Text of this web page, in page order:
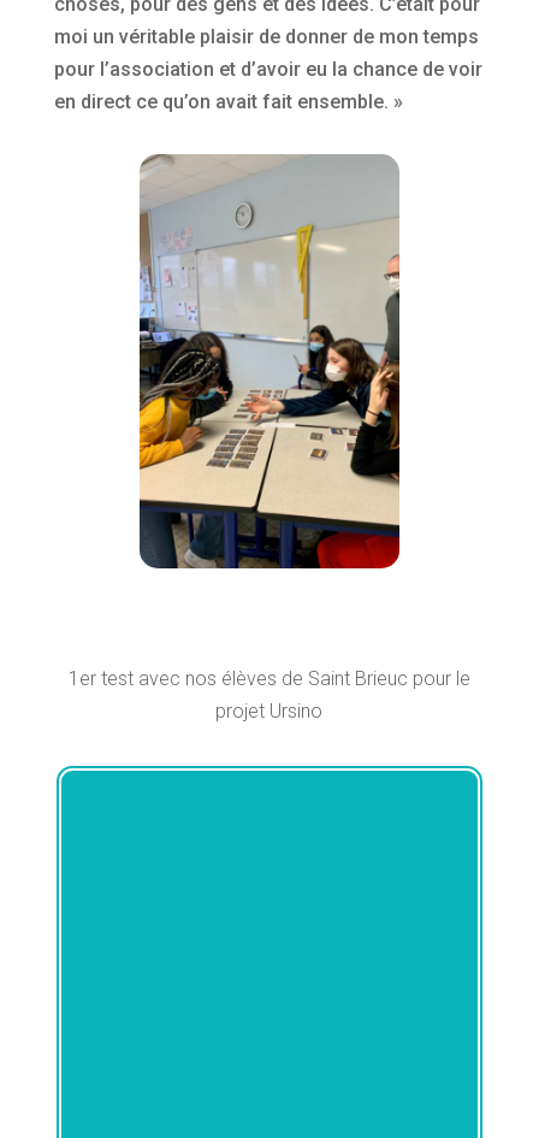
moi un véritable plaisir de donner de mon temps
pour l’association et d’avoir eu la chance de voir
en direct ce qu’on avait fait ensemble. »
1er test avec nos élèves de Saint Brieuc pour le
projet Ursino